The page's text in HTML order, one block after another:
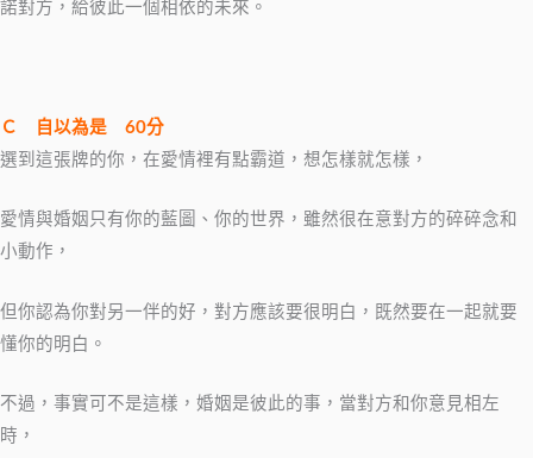
諾對方，給彼此一個相依的未來。
Ｃ 自以為是 60分
選到這張牌的你，在愛情裡有點霸道，想怎樣就怎樣，
愛情與婚姻只有你的藍圖、你的世界，雖然很在意對方的碎碎念和
小動作，
但你認為你對另一伴的好，對方應該要很明白，既然要在一起就要
懂你的明白。
不過，事實可不是這樣，婚姻是彼此的事，當對方和你意見相左
時，